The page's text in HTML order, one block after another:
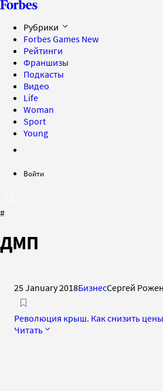
Рубрики
Forbes Games New
Рейтинги
Франшизы
Подкасты
Видео
Life
Woman
Sport
Young
Войти
#
ДМП
25 January 2018БизнесСергей
Революция крыш. Как снизить
Читать